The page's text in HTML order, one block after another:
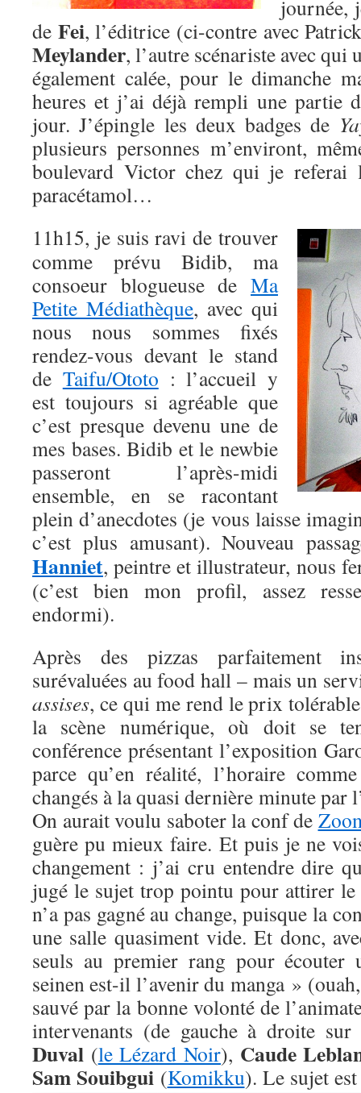
journée,
de Fei, l’éditrice (ci-contre avec
Meylander, l’autre scénariste avec qui
également calée, pour le dimanche
heures et j’ai déjà rempli une partie
jour. J’épingle les deux badges de
plusieurs personnes m’environt,
boulevard Victor chez qui je referai
paracétamol…
11h15, je suis ravi de trouver
comme prévu Bidib, ma
consoeur blogueuse de Ma
Petite Médiathèque, avec qui
nous nous sommes fixés
rendez-vous devant le stand
de Taifu/Ototo : l’accueil y
est toujours si agréable que
c’est presque devenu une de
mes bases. Bidib et le newbie
passeront l’après-midi
ensemble, en se racontant
plein d’anecdotes (je vous laisse
c’est plus amusant). Nouveau
Hanniet, peintre et illustrateur, nous
(c’est bien mon profil, assez
endormi).
Après des pizzas parfaitement
surévaluées au food hall – mais un
assises, ce qui me rend le prix
la scène numérique, où doit se
conférence présentant l’exposition
parce qu’en réalité, l’horaire
changés à la quasi dernière minute par
On aurait voulu saboter la conf de
guère pu mieux faire. Et puis je ne
changement : j’ai cru entendre dire
jugé le sujet trop pointu pour attirer le
n’a pas gagné au change, puisque la
une salle quasiment vide. Et donc,
seuls au premier rang pour écouter
seinen est-il l’avenir du manga »
sauvé par la bonne volonté de
intervenants (de gauche à droite
Duval (le Lézard Noir), Caude
Sam Souibgui (Komikku). Le sujet